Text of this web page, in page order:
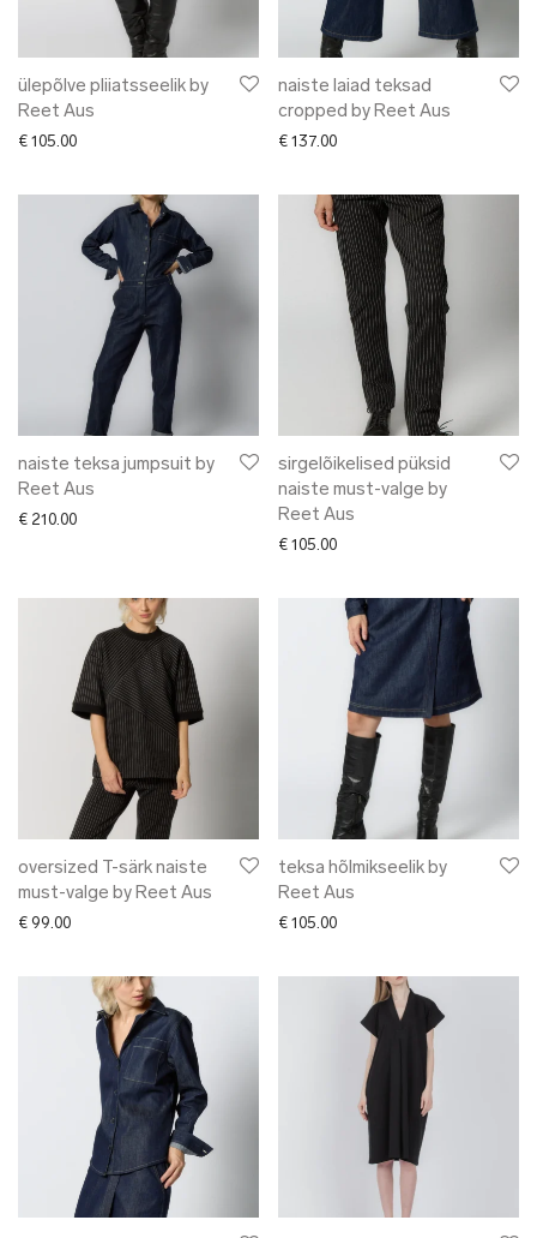
ülepõlve pliiatsseelik by
Reet Aus
€ 105.00
naiste laiad teksad
cropped by Reet Aus
€ 137.00
naiste teksa jumpsuit by
Reet Aus
€ 210.00
sirgelõikelised püksid
naiste must-valge by
Reet Aus
€ 105.00
oversized T-särk naiste
must-valge by Reet Aus
€ 99.00
teksa hõlmikseelik by
Reet Aus
€ 105.00